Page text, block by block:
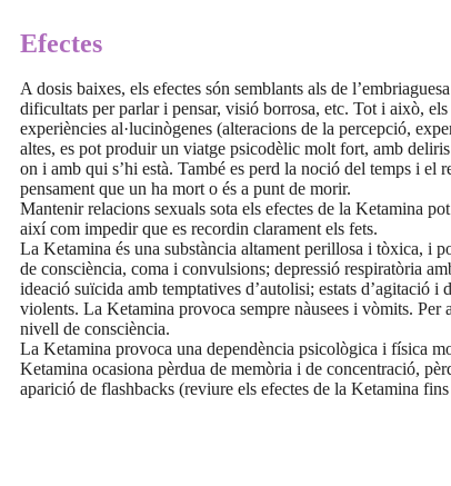
Efectes
A dosis baixes, els efectes són semblants als de
dificultats per parlar i pensar, visió borrosa, etc. Tot i això,
experiències al·lucinògenes (alteracions de la percepció,
altes, es pot produir un viatge psicodèlic molt fort, amb
on i amb qui s’hi està. També es perd la noció del temps i el
pensament que un ha mort o és a punt de morir.
Mantenir relacions sexuals sota els efectes de la Ketamina
així com impedir que es recordin clarament els fets.
La Ketamina és una substància altament perillosa i tòxica, i
de consciència, coma i convulsions; depressió respiratòria
ideació suïcida amb temptatives d’autolisi; estats d’agitació
violents. La Ketamina provoca sempre nàusees i vòmits.
nivell de consciència.
La Ketamina provoca una dependència psicològica i física
Ketamina ocasiona pèrdua de memòria i de concentració,
aparició de flashbacks (reviure els efectes de la Ketamina